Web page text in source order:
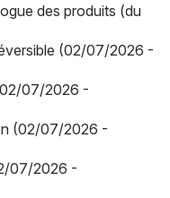
des produits (du
(02/07/2026 -
07/2026 -
(02/07/2026 -
07/2026 -